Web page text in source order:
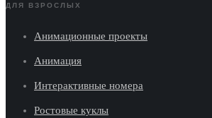
ДЛЯ ВЗРОСЛЫХ
Анимационные проекты
Анимация
Интерактивные номера
Ростовые куклы